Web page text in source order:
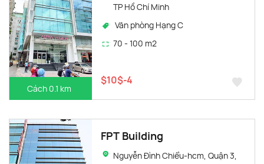
Cách 0.1 km
TP Hồ Chí Minh
Văn phòng Hạng C
70 - 100 m2
$10$-4
FPT Building
Nguyễn Đình Chiểu-hcm, Quận 3,